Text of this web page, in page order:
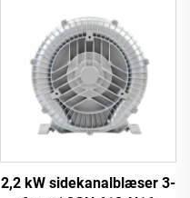
2,2 kW sidekanalblæser 3-